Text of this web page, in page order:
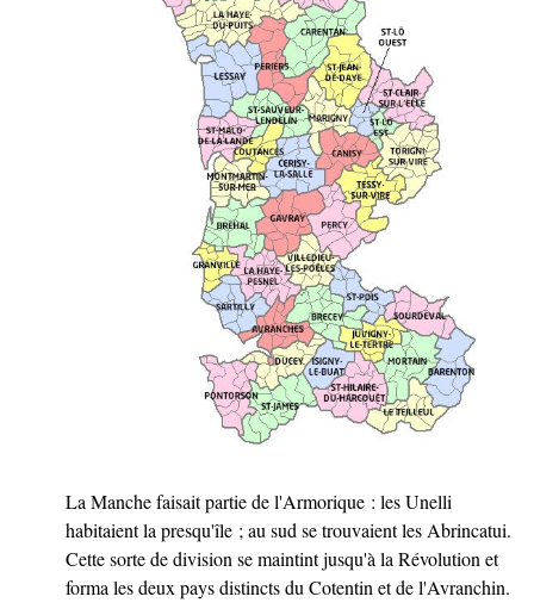
La Manche faisait partie de l'Armorique : les Unelli
habitaient la presqu'île ; au sud se trouvaient les Abrincatui.
Cette sorte de division se maintint jusqu'à la Révolution et
forma les deux pays distincts du Cotentin et de l'Avranchin.